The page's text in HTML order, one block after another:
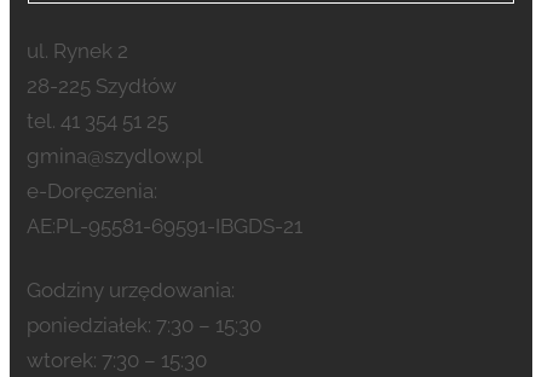
ul. Rynek 2
28-225 Szydłów
tel. 41 354 51 25
gmina@szydlow.pl
e-Doręczenia:
AE:PL-95581-69591-IBGDS-21
Godziny urzędowania:
poniedziałek: 7:30 – 15:30
wtorek: 7:30 – 15:30